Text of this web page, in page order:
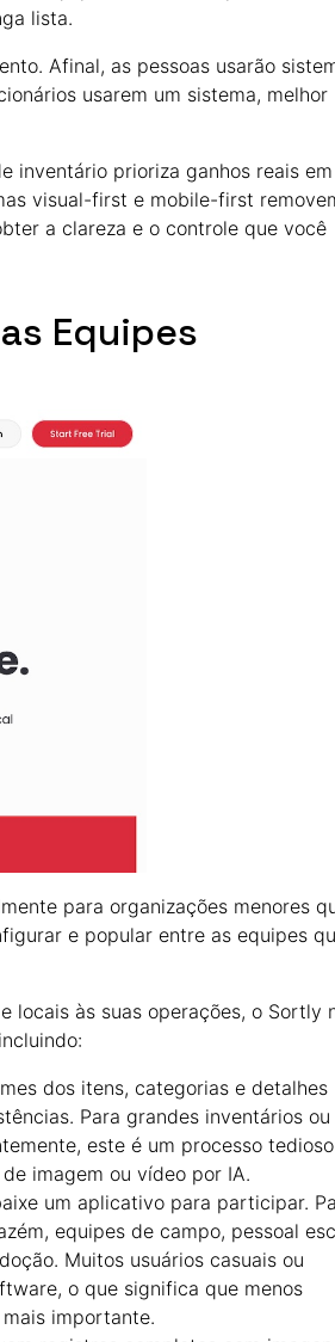
lista.
Afinal, as pessoas usarão
usarem um sistema, melhor
inventário prioriza ganhos reais em
visual-first e mobile-first
a clareza e o controle que você
Equipes
para organizações menores
e popular entre as equipes
locais às suas operações, o Sortly
dos itens, categorias e detalhes
Para grandes inventários ou
este é um processo
imagem ou vídeo por IA.
um aplicativo para participar.
equipes de campo, pessoal
Muitos usuários casuais ou
o que significa que menos
importante.